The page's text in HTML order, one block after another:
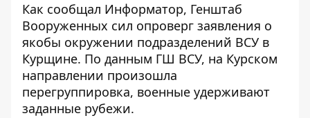
Как сообщал Информатор, Генштаб
Вооруженных сил опроверг заявления о
якобы окружении подразделений ВСУ в
Курщине. По данным ГШ ВСУ, на Курском
направлении произошла
перегруппировка, военные удерживают
заданные рубежи.